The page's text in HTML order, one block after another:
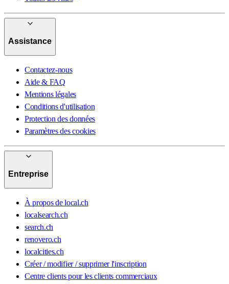
Assistance
Contactez-nous
Aide & FAQ
Mentions légales
Conditions d'utilisation
Protection des données
Paramètres des cookies
Entreprise
À propos de local.ch
localsearch.ch
search.ch
renovero.ch
localcities.ch
Créer / modifier / supprimer l'inscription
Centre clients pour les clients commerciaux